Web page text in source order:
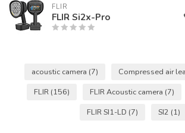
FLIR
FLIR Si2x-Pro
acoustic camera (7) Compressed air
FLIR (156) FLIR Acoustic camera (7)
FLIR SI1-LD (7) SI2 (1)